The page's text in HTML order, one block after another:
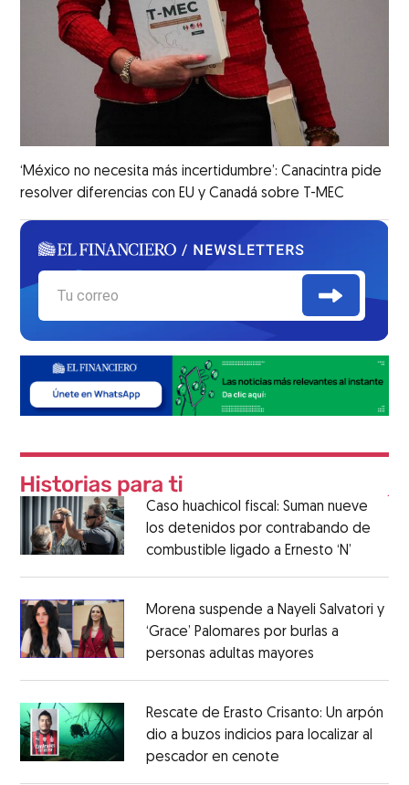
‘México no necesita más incertidumbre’: Canacintra pide
resolver diferencias con EU y Canadá sobre T-MEC
Caso huachicol fiscal: Suman nueve
los detenidos por contrabando de
combustible ligado a Ernesto ‘N’
Morena suspende a Nayeli Salvatori y
‘Grace’ Palomares por burlas a
personas adultas mayores
Rescate de Erasto Crisanto: Un arpón
dio a buzos indicios para localizar al
pescador en cenote